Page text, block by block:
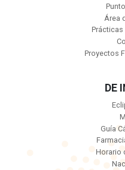
Área
Proyectos
DE
Guía
Horario